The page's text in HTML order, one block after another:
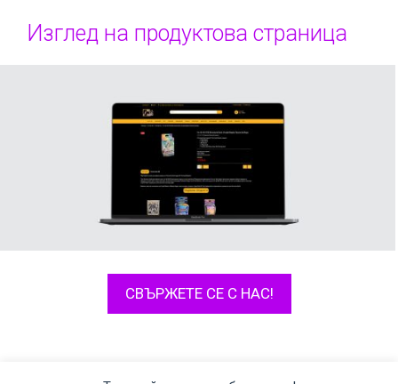
Изглед на продуктова страница
СВЪРЖЕТЕ СЕ С НАС!